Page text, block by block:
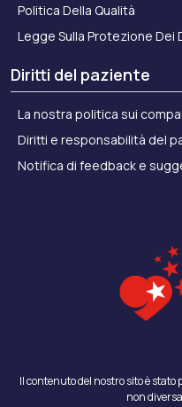
Politica Della Qualità
Legge Sulla Protezione Dei
Diritti del paziente
La nostra politica sui
Diritti e responsabilità del
Notifica di feedback e
Il contenuto del nostro sito è
non